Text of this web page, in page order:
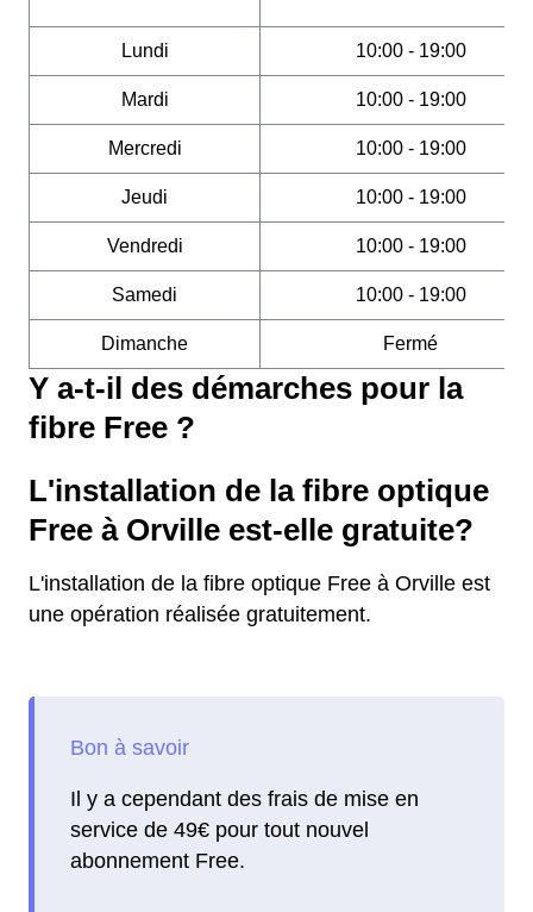
Lundi 10:00 - 19:00
Mardi 10:00 - 19:00
Mercredi 10:00 - 19:00
Jeudi 10:00 - 19:00
Vendredi 10:00 - 19:00
Samedi 10:00 - 19:00
Dimanche Fermé
Y a-t-il des démarches pour la
fibre Free ?
L'installation de la fibre optique
Free à Orville est-elle gratuite?
L'installation de la fibre optique Free à Orville est
une opération réalisée gratuitement.
Il y a cependant des frais de mise en
service de 49€ pour tout nouvel
abonnement Free.